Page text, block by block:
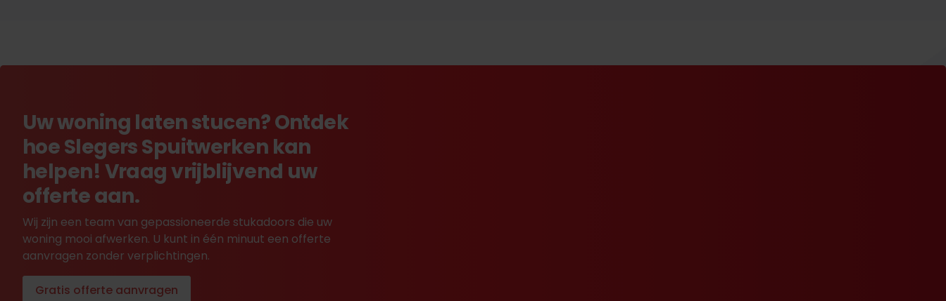
Uw woning laten stucen? Ontdek
hoe Slegers Spuitwerken kan
helpen! Vraag vrijblijvend uw
offerte aan.
Wij zijn een team van gepassioneerde stukadoors die uw
woning mooi afwerken. U kunt in één minuut een offerte
aanvragen zonder verplichtingen.
Gratis offerte aanvragen